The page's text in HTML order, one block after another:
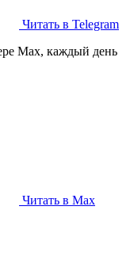
Читать в Telegram
Max, каждый день
Читать в Max